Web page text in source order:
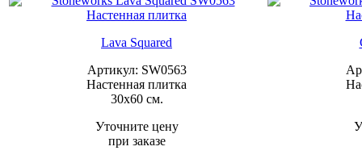
Lava Squared
Артикул: SW0563
Настенная плитка
30x60 см.
Уточните цену
при заказе